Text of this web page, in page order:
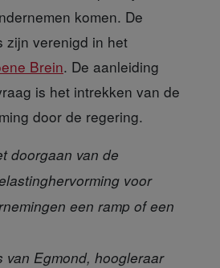
komen. De
zijn verenigd in het
Brein. De aanleiding
is het intrekken van de
door de regering.
doorgaan van de
voor
een ramp of een
van Egmond, hoogleraar